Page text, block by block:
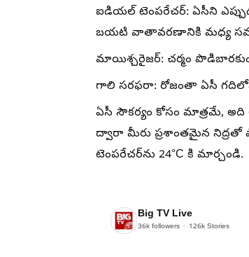
ఐడియల్ టెంపరేచర్: ఏసీని
బయటి వాతావరణానికి మధ్య
మాయిశ్చరైజర్: చర్మం
గాలి సరఫరా: రోజంతా ఏసీ
ఏసీ సౌకర్యం కోసం మాత్రమే, అది
ద్వారా మీరు ప్రశాంతమైన నిద్రతో
టెంపరేచర్‌ను 24°C కి మార్చండి.
Big TV Live
36k followers 126k Stories